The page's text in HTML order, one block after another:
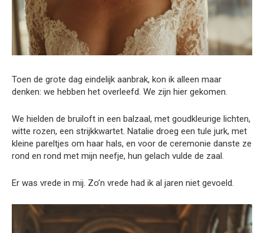
Toen de grote dag eindelijk aanbrak, kon ik alleen maar
denken: we hebben het overleefd. We zijn hier gekomen.
We hielden de bruiloft in een balzaal, met goudkleurige lichten,
witte rozen, een strijkkwartet. Natalie droeg een tule jurk, met
kleine pareltjes om haar hals, en voor de ceremonie danste ze
rond en rond met mijn neefje, hun gelach vulde de zaal.
Er was vrede in mij. Zo’n vrede had ik al jaren niet gevoeld.